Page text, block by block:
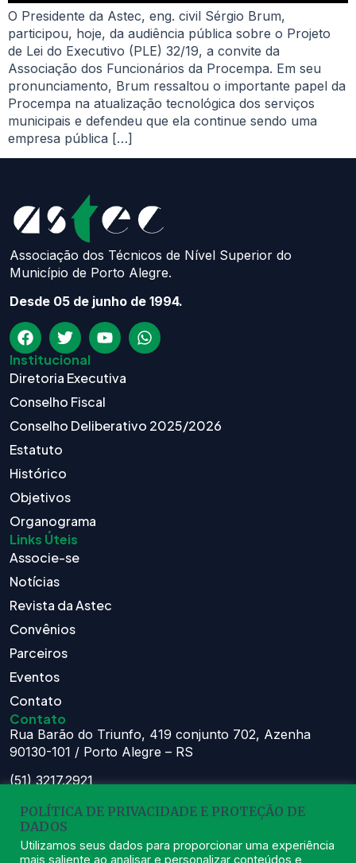
O Presidente da Astec, eng. civil Sérgio Brum,
participou, hoje, da audiência pública sobre o Projeto
de Lei do Executivo (PLE) 32/19, a convite da
Associação dos Funcionários da Procempa. Em seu
pronunciamento, Brum ressaltou o importante papel da
Procempa na atualização tecnológica dos serviços
municipais e defendeu que ela continue sendo uma
empresa pública […]
Associação dos Técnicos de Nível Superior do
Município de Porto Alegre.
Desde 05 de junho de 1994.
Institucional
Diretoria Executiva
Conselho Fiscal
Conselho Deliberativo 2025/2026
Estatuto
Histórico
Objetivos
Organograma
Links Úteis
Associe-se
Notícias
Revista da Astec
Convênios
Parceiros
Eventos
Contato
Contato
Rua Barão do Triunfo, 419 conjunto 702, Azenha
90130-101 / Porto Alegre – RS
(51) 3217.2921
Atendimento:
Seg à Sex das 8h – 11:30h e 13h – 16:30h
POLÍTICA DE PRIVACIDADE E PROTEÇÃO DE
DADOS
Utilizamos seus dados para proporcionar uma experiência
mais saliente ao analisar e personalizar conteúdos e